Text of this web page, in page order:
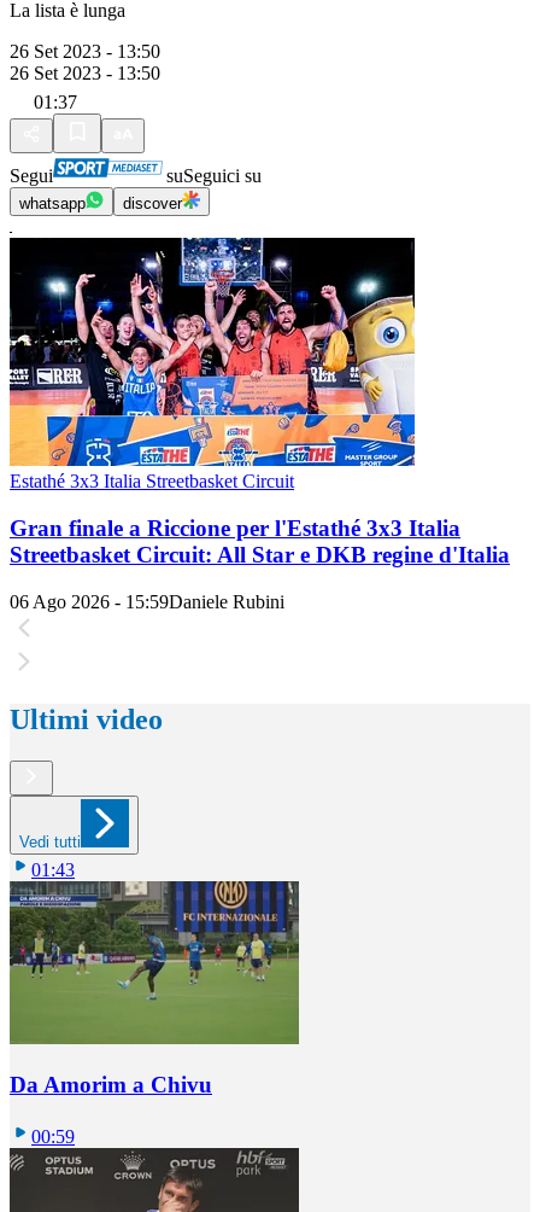
La lista è lunga
26 Set 2023 - 13:50
26 Set 2023 - 13:50
01:37
Segui suSeguici su
whatsapp discover
Estathé 3x3 Italia Streetbasket Circuit
Gran finale a Riccione per l'Estathé 3x3 Italia
Streetbasket Circuit: All Star e DKB regine d'Italia
06 Ago 2026 - 15:59Daniele Rubini
Ultimi video
Vedi tutti
01:43
Da Amorim a Chivu
00:59